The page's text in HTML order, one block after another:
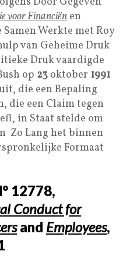
voor Financiën en
Samen Werkte met Roy
van Geheime Druk
Druk vaardigde
op 23 oktober 1991
die een Bepaling
die een Claim tegen
in Staat stelde om
Zo Lang het binnen
Formaat
12778,
Conduct for
and Employees,